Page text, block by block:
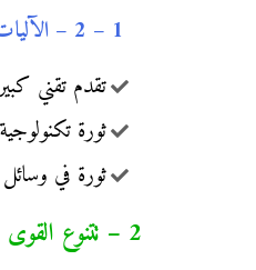
1 – 2 – الآليات التقنية للعولمة:
تقدم تقني
ثورة
ثورة في وسائل
2 – تتنوع القوى الفاعلة في العولمة: